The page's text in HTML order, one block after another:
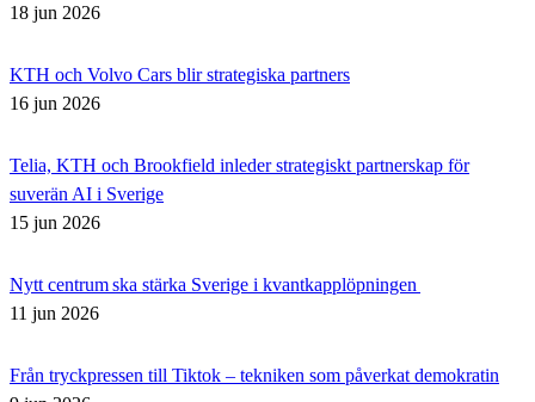
18 jun 2026
KTH och Volvo Cars blir strategiska partners
16 jun 2026
Telia, KTH och Brookfield inleder strategiskt partnerskap för
suverän AI i Sverige
15 jun 2026
Nytt centrum ska stärka Sverige i kvantkapplöpningen
11 jun 2026
Från tryckpressen till Tiktok – tekniken som påverkat demokratin